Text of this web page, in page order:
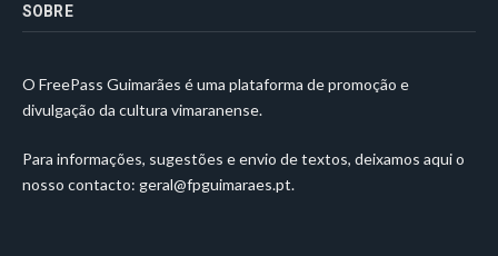
SOBRE
O FreePass Guimarães é uma plataforma de promoção e
divulgação da cultura vimaranense.
Para informações, sugestões e envio de textos, deixamos aqui o
nosso contacto: geral@fpguimaraes.pt.